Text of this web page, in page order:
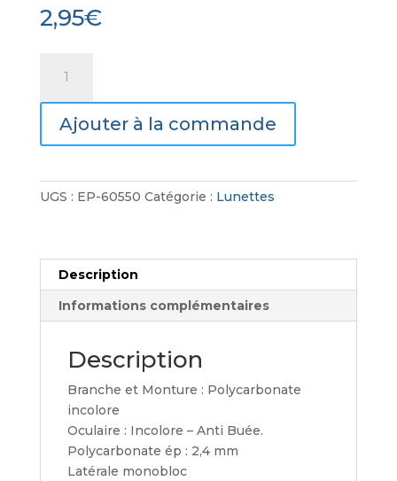
2,95€
Lunettes
Pokelux
23g
Ajouter à la commande
UGS : EP-60550 Catégorie : Lunettes
Description
Informations complémentaires
Description
Branche et Monture : Polycarbonate
incolore
Oculaire : Incolore – Anti Buée.
Polycarbonate ép : 2,4 mm
Latérale monobloc